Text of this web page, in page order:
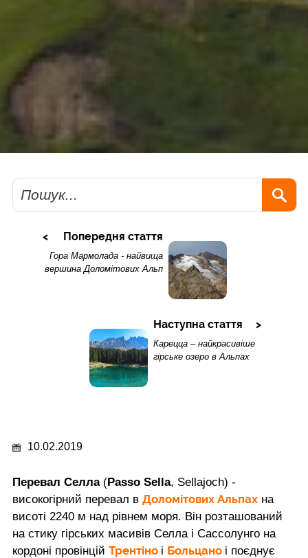
Пошук
Попередня стаття
Гора Мармолада - найвища
вершина Доломітових Альп
Наступна стаття
Карецца – найкрасивіше
гірське озеро в Альпах
10.02.2019
Перевал Селла(Passo Sella, Sellajoch) -
високогірний перевал в Доломітових Альпах на
висоті 2240 м над рівнем моря. Він розташований
на стику гірських масивів Селла і Сассолунго на
кордоні провінцій Трентіно і Больцано і поєднує